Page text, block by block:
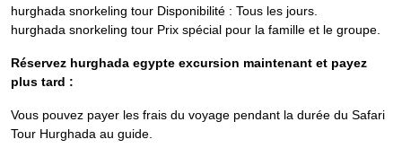
hurghada snorkeling tour Disponibilité : Tous les jours.
hurghada snorkeling tour Prix spécial pour la famille et le groupe.
Réservez hurghada egypte excursion maintenant et payez
plus tard :
Vous pouvez payer les frais du voyage pendant la durée du Safari
Tour Hurghada au guide.